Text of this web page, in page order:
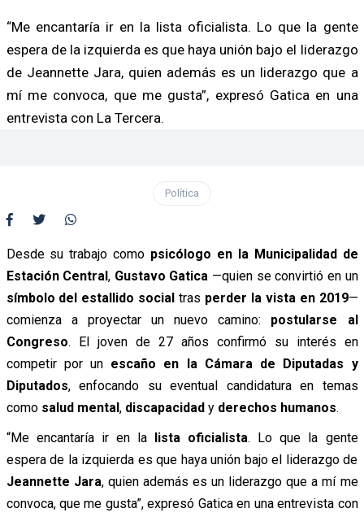
“Me encantaría ir en la lista oficialista. Lo que la gente
espera de la izquierda es que haya unión bajo el liderazgo
de Jeannette Jara, quien además es un liderazgo que a
mí me convoca, que me gusta”, expresó Gatica en una
entrevista con La Tercera.
Política
Desde su trabajo como psicólogo en la Municipalidad de
Estación Central, Gustavo Gatica —quien se convirtió en un
símbolo del estallido social tras perder la vista en 2019—
comienza a proyectar un nuevo camino: postularse al
Congreso. El joven de 27 años confirmó su interés en
competir por un escaño en la Cámara de Diputadas y
Diputados, enfocando su eventual candidatura en temas
como salud mental, discapacidady derechos humanos.
“Me encantaría ir en la lista oficialista. Lo que la gente
espera de la izquierda es que haya unión bajo el liderazgo de
Jeannette Jara, quien además es un liderazgo que a mí me
convoca, que me gusta”, expresó Gatica en una entrevista con